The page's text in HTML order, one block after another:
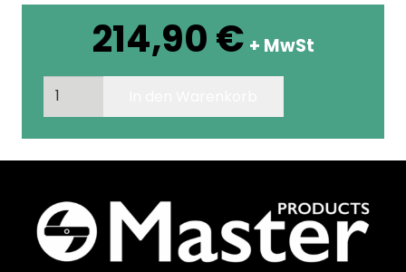
214,90€ + MwSt
COOLING
KIT
CO2
DRY
Menge